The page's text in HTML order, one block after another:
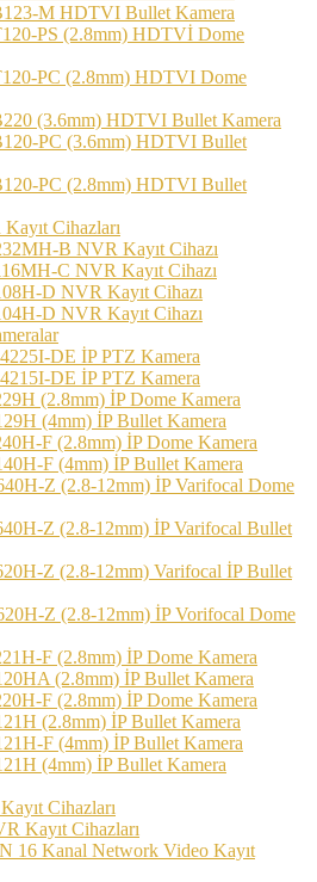
M HDTVI Bullet Kamera
PS (2.8mm) HDTVİ Dome
PC (2.8mm) HDTVI Dome
(3.6mm) HDTVI Bullet Kamera
PC (3.6mm) HDTVI Bullet
PC (2.8mm) HDTVI Bullet
Cihazları
B NVR Kayıt Cihazı
C NVR Kayıt Cihazı
D NVR Kayıt Cihazı
D NVR Kayıt Cihazı
DE İP PTZ Kamera
DE İP PTZ Kamera
(2.8mm) İP Dome Kamera
(4mm) İP Bullet Kamera
F (2.8mm) İP Dome Kamera
F (4mm) İP Bullet Kamera
Z (2.8-12mm) İP Varifocal Dome
Z (2.8-12mm) İP Varifocal Bullet
Z (2.8-12mm) Varifocal İP Bullet
Z (2.8-12mm) İP Vorifocal Dome
F (2.8mm) İP Dome Kamera
(2.8mm) İP Bullet Kamera
F (2.8mm) İP Dome Kamera
(2.8mm) İP Bullet Kamera
F (4mm) İP Bullet Kamera
(4mm) İP Bullet Kamera
Cihazları
Cihazları
16 Kanal Network Video Kayıt